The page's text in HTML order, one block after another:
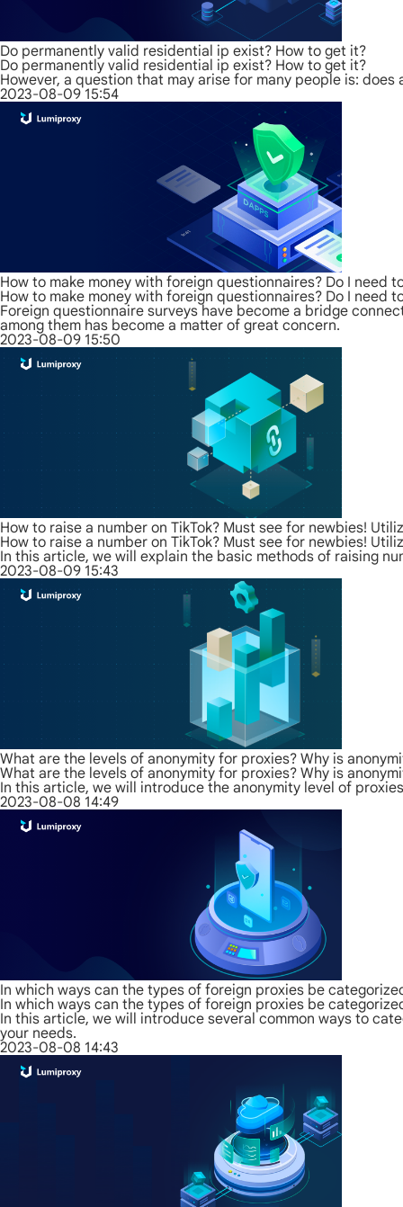
Do permanently valid residential ip exist? How to get it?
Do permanently valid residential ip exist? How to get it?
However, a question that may arise for many people is:
2023-08-09 15:54
How to make money with foreign questionnaires? Do I need
How to make money with foreign questionnaires? Do I need
Foreign questionnaire surveys have become a bridge
among them has become a matter of great concern.
2023-08-09 15:50
How to raise a number on TikTok? Must see for newbies!
How to raise a number on TikTok? Must see for newbies!
In this article, we will explain the basic methods of raising
2023-08-09 15:43
What are the levels of anonymity for proxies? Why is
What are the levels of anonymity for proxies? Why is
In this article, we will introduce the anonymity level of
2023-08-08 14:49
In which ways can the types of foreign proxies be
In which ways can the types of foreign proxies be
In this article, we will introduce several common ways to
your needs.
2023-08-08 14:43